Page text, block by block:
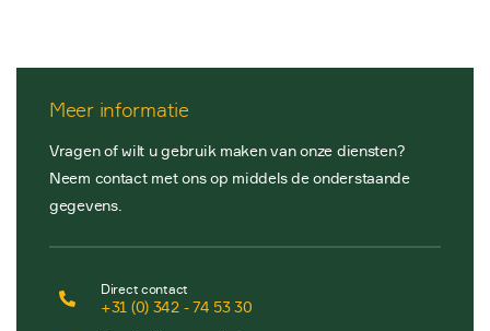
Meer informatie
Vragen of wilt u gebruik maken van onze diensten?
Neem contact met ons op middels de onderstaande
gegevens.
Direct contact
+31 (0) 342 - 74 53 30